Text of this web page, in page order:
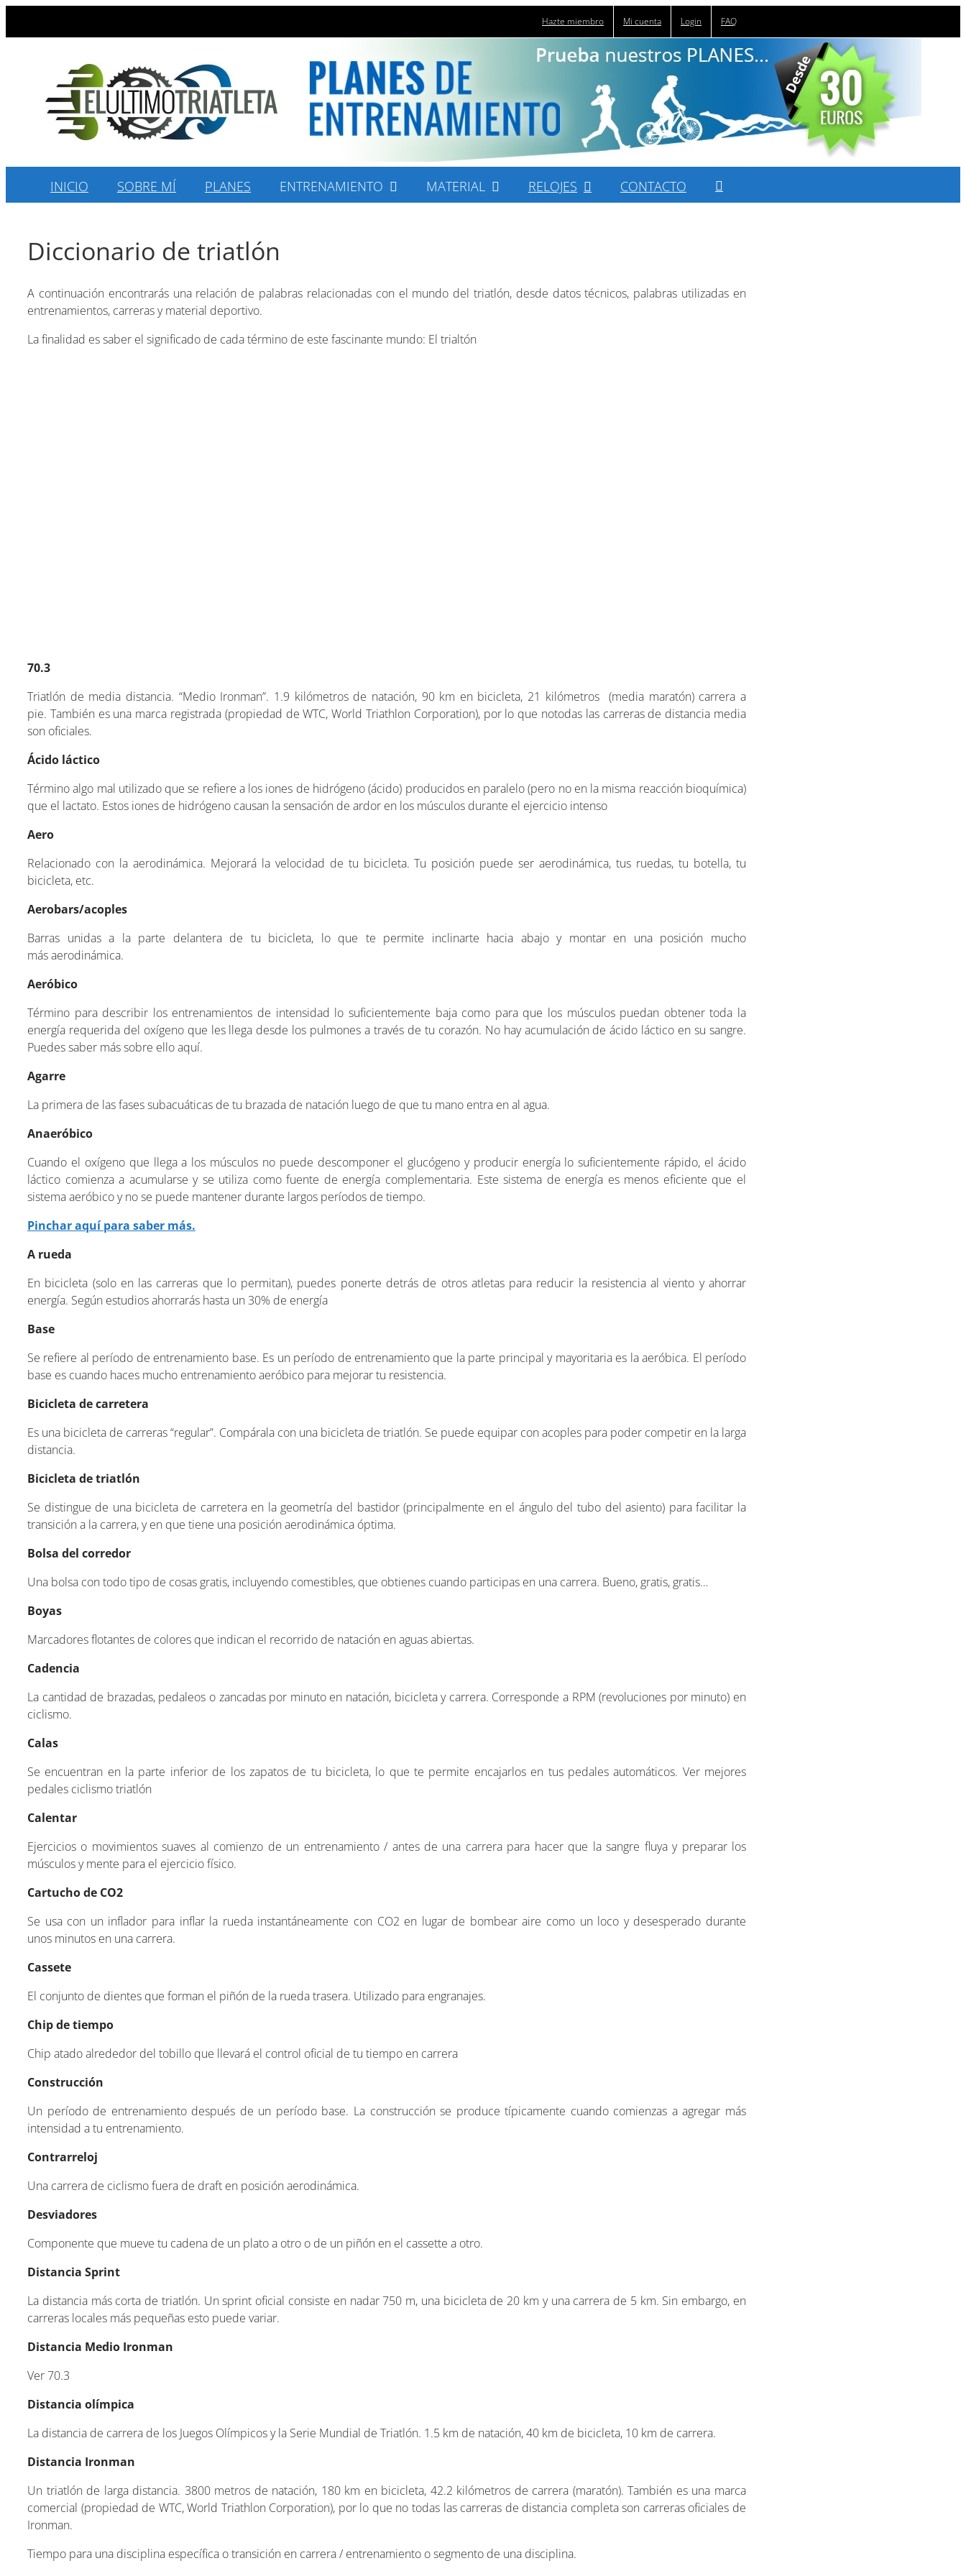
Hazte miembro Mi cuenta Login FAQ
INICIO SOBRE MÍ PLANES ENTRENAMIENTO MATERIAL RELOJES CONTACTO
Diccionario de triatlón
A continuación encontrarás una relación de palabras relacionadas con el mundo del triatlón, desde datos técnicos, palabras utilizadas en
entrenamientos, carreras y material deportivo.
La finalidad es saber el significado de cada término de este fascinante mundo: El trialtón
70.3
Triatlón de media distancia. “Medio Ironman”. 1.9 kilómetros de natación, 90 km en bicicleta, 21 kilómetros (media maratón) carrera a
pie. También es una marca registrada (propiedad de WTC, World Triathlon Corporation), por lo que notodas las carreras de distancia media
son oficiales.
Ácido láctico
Término algo mal utilizado que se refiere a los iones de hidrógeno (ácido) producidos en paralelo (pero no en la misma reacción bioquímica)
que el lactato. Estos iones de hidrógeno causan la sensación de ardor en los músculos durante el ejercicio intenso
Aero
Relacionado con la aerodinámica. Mejorará la velocidad de tu bicicleta. Tu posición puede ser aerodinámica, tus ruedas, tu botella, tu
bicicleta, etc.
Aerobars/acoples
Barras unidas a la parte delantera de tu bicicleta, lo que te permite inclinarte hacia abajo y montar en una posición mucho
más aerodinámica.
Aeróbico
Término para describir los entrenamientos de intensidad lo suficientemente baja como para que los músculos puedan obtener toda la
energía requerida del oxígeno que les llega desde los pulmones a través de tu corazón. No hay acumulación de ácido láctico en su sangre.
Puedes saber más sobre ello aquí.
Agarre
La primera de las fases subacuáticas de tu brazada de natación luego de que tu mano entra en al agua.
Anaeróbico
Cuando el oxígeno que llega a los músculos no puede descomponer el glucógeno y producir energía lo suficientemente rápido, el ácido
láctico comienza a acumularse y se utiliza como fuente de energía complementaria. Este sistema de energía es menos eficiente que el
sistema aeróbico y no se puede mantener durante largos períodos de tiempo.
Pinchar aquí para saber más.
A rueda
En bicicleta (solo en las carreras que lo permitan), puedes ponerte detrás de otros atletas para reducir la resistencia al viento y ahorrar
energía. Según estudios ahorrarás hasta un 30% de energía
Base
Se refiere al período de entrenamiento base. Es un período de entrenamiento que la parte principal y mayoritaria es la aeróbica. El período
base es cuando haces mucho entrenamiento aeróbico para mejorar tu resistencia.
Bicicleta de carretera
Es una bicicleta de carreras “regular”. Compárala con una bicicleta de triatlón. Se puede equipar con acoples para poder competir en la larga
distancia.
Bicicleta de triatlón
Se distingue de una bicicleta de carretera en la geometría del bastidor (principalmente en el ángulo del tubo del asiento) para facilitar la
transición a la carrera, y en que tiene una posición aerodinámica óptima.
Bolsa del corredor
Una bolsa con todo tipo de cosas gratis, incluyendo comestibles, que obtienes cuando participas en una carrera. Bueno, gratis, gratis…
Boyas
Marcadores flotantes de colores que indican el recorrido de natación en aguas abiertas.
Cadencia
La cantidad de brazadas, pedaleos o zancadas por minuto en natación, bicicleta y carrera. Corresponde a RPM (revoluciones por minuto) en
ciclismo.
Calas
Se encuentran en la parte inferior de los zapatos de tu bicicleta, lo que te permite encajarlos en tus pedales automáticos. Ver mejores
pedales ciclismo triatlón
Calentar
Ejercicios o movimientos suaves al comienzo de un entrenamiento / antes de una carrera para hacer que la sangre fluya y preparar los
músculos y mente para el ejercicio físico.
Cartucho de CO2
Se usa con un inflador para inflar la rueda instantáneamente con CO2 en lugar de bombear aire como un loco y desesperado durante
unos minutos en una carrera.
Cassete
El conjunto de dientes que forman el piñón de la rueda trasera. Utilizado para engranajes.
Chip de tiempo
Chip atado alrededor del tobillo que llevará el control oficial de tu tiempo en carrera
Construcción
Un período de entrenamiento después de un período base. La construcción se produce típicamente cuando comienzas a agregar más
intensidad a tu entrenamiento.
Contrarreloj
Una carrera de ciclismo fuera de draft en posición aerodinámica.
Desviadores
Componente que mueve tu cadena de un plato a otro o de un piñón en el cassette a otro.
Distancia Sprint
La distancia más corta de triatlón. Un sprint oficial consiste en nadar 750 m, una bicicleta de 20 km y una carrera de 5 km. Sin embargo, en
carreras locales más pequeñas esto puede variar.
Distancia Medio Ironman
Ver 70.3
Distancia olímpica
La distancia de carrera de los Juegos Olímpicos y la Serie Mundial de Triatlón. 1.5 km de natación, 40 km de bicicleta, 10 km de carrera.
Distancia Ironman
Un triatlón de larga distancia. 3800 metros de natación, 180 km en bicicleta, 42.2 kilómetros de carrera (maratón). También es una marca
comercial (propiedad de WTC, World Triathlon Corporation), por lo que no todas las carreras de distancia completa son carreras oficiales de
Ironman.
Tiempo para una disciplina específica o transición en carrera / entrenamiento o segmento de una disciplina.